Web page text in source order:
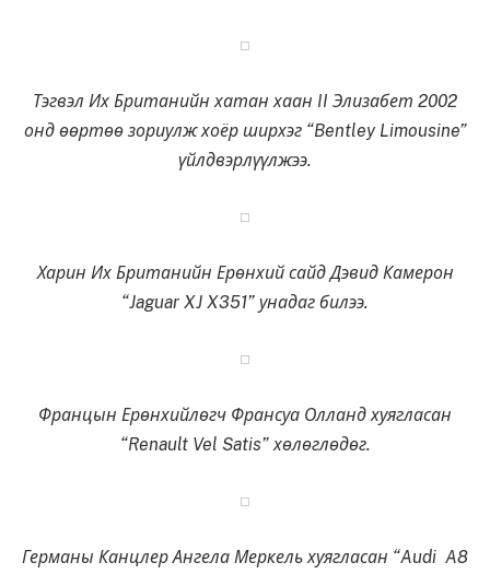
Тэгвэл Их Британийн хатан хаан II Элизабет 2002
онд өөртөө зориулж хоёр ширхэг “Bentley Limousine”
үйлдвэрлүүлжээ.
Харин Их Британийн Ерөнхий сайд Дэвид Камерон
“Jaguar XJ X351” унадаг билээ.
Францын Ерөнхийлөгч Франсуа Олланд хуягласан
“Renault Vel Satis” хөлөглөдөг.
Германы Канцлер Ангела Меркель хуягласан “Audi A8